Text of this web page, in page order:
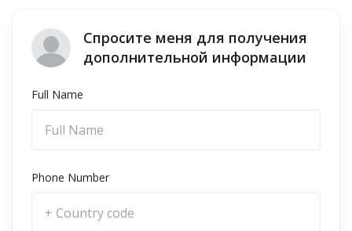
Спросите меня для получения
дополнительной информации
Full Name
Phone Number